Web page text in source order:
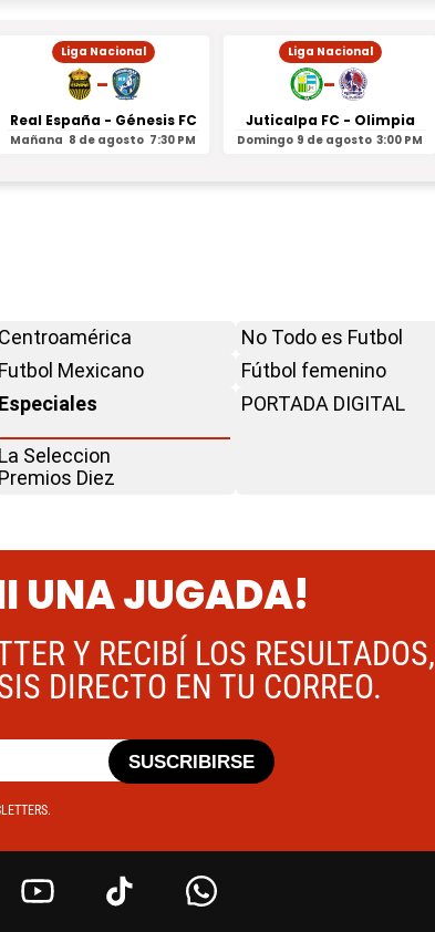
Liga Nacional
-
Real España - Génesis FC
Mañana 8 de agosto 7:30 PM
Liga Nacional
-
Juticalpa FC - Olimpia
Domingo 9 de agosto 3:00 PM
Centroamérica
No Todo es Futbol
Futbol Mexicano
Fútbol femenino
Especiales
La Seleccion
Premios Diez
PORTADA DIGITAL
UNA JUGADA!
Y RECIBÍ LOS RESULTADOS,
DIRECTO EN TU CORREO.
SUSCRIBIRSE